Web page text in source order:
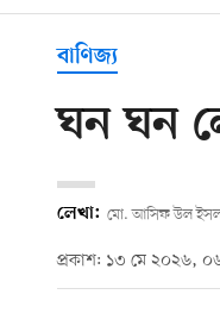
বাণিজ্য
ঘন ঘন
লেখা: মো. আসিফ উল
প্রকাশ: ১৩ মে ২০২৬,